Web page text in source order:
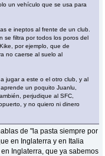
un vehículo que se usa para
e ineptos al frente de un club.
se filtra por todos los poros del
por ejemplo, que de
no caerse al suelo al
jugar a este o el otro club, y al
un poquito Juanlu,
perjudique al SFC,
y no quiero ni dinero
de "la pasta siempre por
en Inglaterra y en Italia
Inglaterra, que ya sabemos